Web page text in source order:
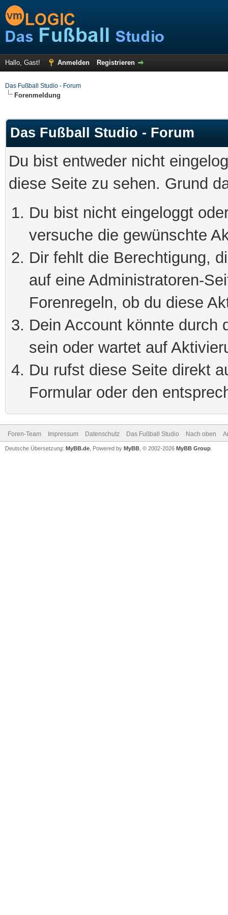
Hallo, Gast! Anmelden Registrieren
Das Fußball Studio - Forum
Forenmeldung
Das Fußball Studio - Forum
Du bist entweder nicht
diese Seite zu sehen. Grund
Du bist nicht eingeloggt
versuche die gewünschte
Dir fehlt die Berechtigung,
auf eine Administratoren-
Forenregeln, ob du diese
Dein Account könnte durch
sein oder wartet auf
Du rufst diese Seite direkt
Formular oder den
Foren-Team Impressum Datenschutz Das Fußball Studio Nach oben
Deutsche Übersetzung: MyBB.de , Powered by MyBB , © 2002-2026 MyBB Group